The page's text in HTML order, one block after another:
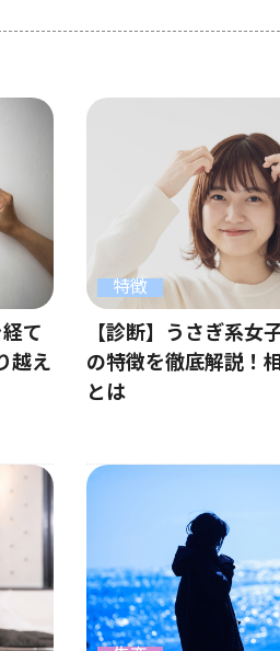
て
越え
特徴
【診断】うさぎ系女
の特徴を徹底解説！
とは